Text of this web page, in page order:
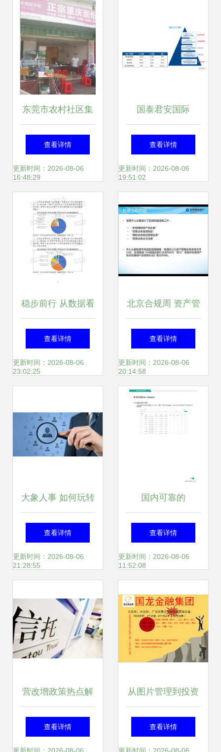
幸福的 资产管理
东莞市农村社区集
体资产线上平台化
实践——以桦城厂
侧9号铺位投资管
理为例
查看详情
更新时间：2026-08-06
16:48:29
国泰君安国际
（1788.HK） 香港
中资财富管理业务
查看详情
更新时间：2026-08-06
19:51:02
稳步前行 从数据看
2022年中国资产管
理业务产品存量金
查看详情
更新时间：2026-08-06
23:02:25
北京合规周 资产管
理业务中心亮点
查看详情
更新时间：2026-08-06
20:14:58
大象人事 如何玩转
人力资本管理市场
的投资与管理策略
查看详情
更新时间：2026-08-06
21:28:55
国内可靠的
MOM/MES系统盘
点 助力企业实现资
级
查看详情
更新时间：2026-08-06
11:52:08
营改增政策热点解
读 资产管理业务涉
查看详情
从图片管理到投资
管理 数字时代下的
查看详情